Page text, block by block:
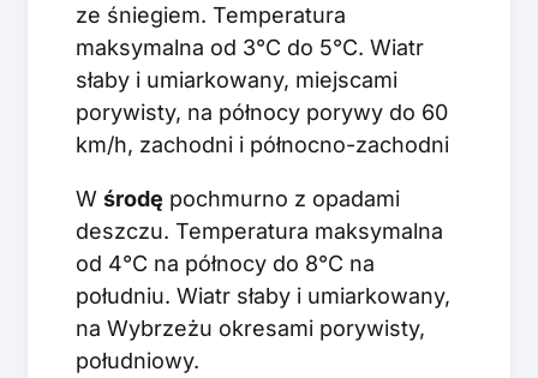
ze śniegiem. Temperatura
maksymalna od 3°C do 5°C. Wiatr
słaby i umiarkowany, miejscami
porywisty, na północy porywy do 60
km/h, zachodni i północno-zachodni
W środę pochmurno z opadami
deszczu. Temperatura maksymalna
od 4°C na północy do 8°C na
południu. Wiatr słaby i umiarkowany,
na Wybrzeżu okresami porywisty,
południowy.